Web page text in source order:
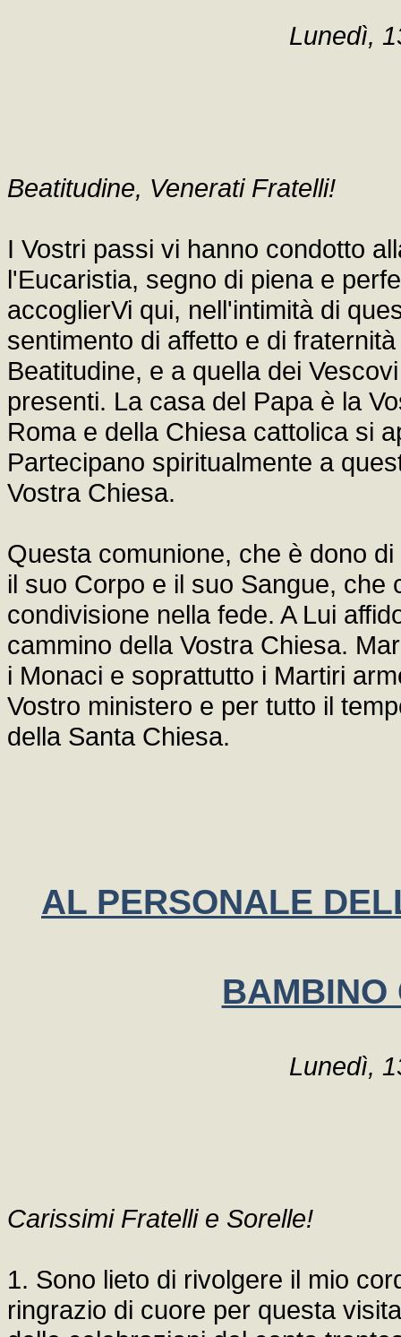
Lunedì,
Beatitudine, Venerati Fratelli!
I Vostri passi vi hanno condotto
l'Eucaristia, segno di piena e
accoglierVi qui, nell'intimità di
sentimento di affetto e di
Beatitudine, e a quella dei
presenti. La casa del Papa è la
Roma e della Chiesa cattolica si
Partecipano spiritualmente a
Vostra Chiesa.
Questa comunione, che è dono
il suo Corpo e il suo Sangue,
condivisione nella fede. A Lui
cammino della Vostra Chiesa.
i Monaci e soprattutto i Martiri
Vostro ministero e per tutto il
della Santa Chiesa.
AL PERSONALE
BAMBINO
Lunedì,
Carissimi Fratelli e Sorelle!
1. Sono lieto di rivolgere il mio
ringrazio di cuore per questa